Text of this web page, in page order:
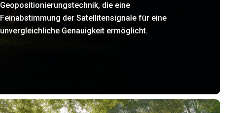
Geopositionierungstechnik, die eine
Feinabstimmung der Satellitensignale für eine
unvergleichliche Genauigkeit ermöglicht.